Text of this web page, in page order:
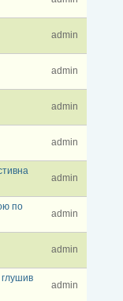
admin
admin
admin
admin
admin
по
admin
admin
admin